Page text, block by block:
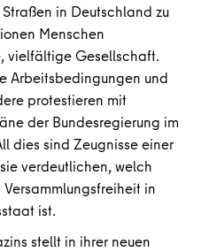
in Deutschland zu
Menschen
vielfältige Gesellschaft.
Arbeitsbedingungen und
protestieren mit
der Bundesregierung im
dies sind Zeugnisse einer
verdeutlichen, welch
in
ist.
stellt in ihrer neuen